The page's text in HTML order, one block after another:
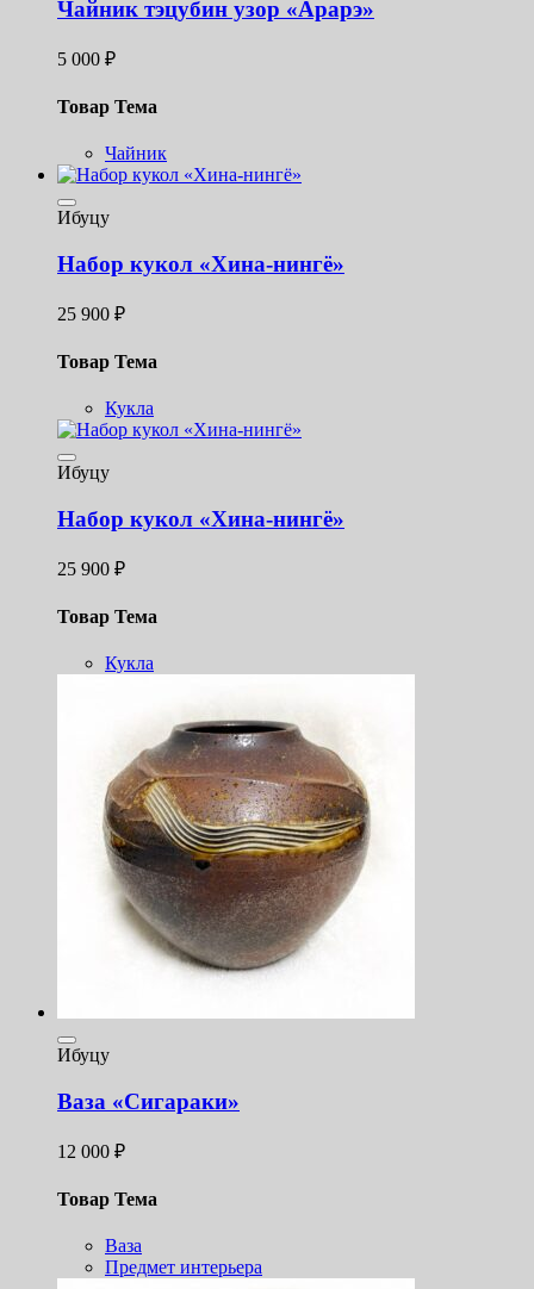
Чайник тэцубин узор «Арарэ»
5 000 ₽
Товар Тема
Чайник
Ибуцу
Набор кукол «Хина-нингё»
25 900 ₽
Товар Тема
Кукла
Ибуцу
Набор кукол «Хина-нингё»
25 900 ₽
Товар Тема
Кукла
Ибуцу
Ваза «Сигараки»
12 000 ₽
Товар Тема
Ваза
Предмет интерьера